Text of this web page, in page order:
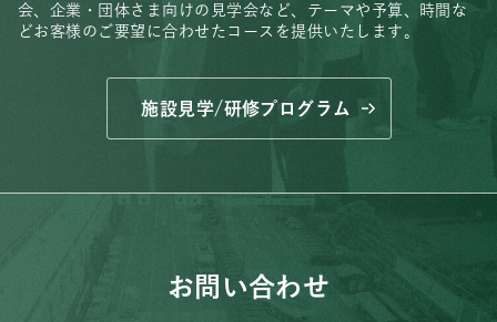
会、 企業・団体さま向けの見学会など、 テーマや予算、時間な
どお客様のご要望に合わせたコースを提供いたします。
施設見学/研修プログラム
お問い合わせ